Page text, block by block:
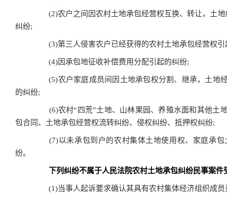
(2)农户之间因农村土地承包经营权互换、转让，土地
纠纷;
(3)第三人侵害农户已经获得的农村土地承包经营权引
(4)因承包地征收补偿费用分配引起的纠纷;
(5)农户家庭成员间因土地承包权分割、继承，土地
的纠纷;
(6)农村“四荒”土地、山林果园、养殖水面和其他土
包合同、土地承包经营权流转纠纷、侵权纠纷、抵押权纠纷;
(7)以未承包到户的农村集体土地使用权、家庭承包
纷。
下列纠纷不属于人民法院农村土地承包纠纷民事案件
(1)当事人起诉要求确认其具有农村集体经济组织成员